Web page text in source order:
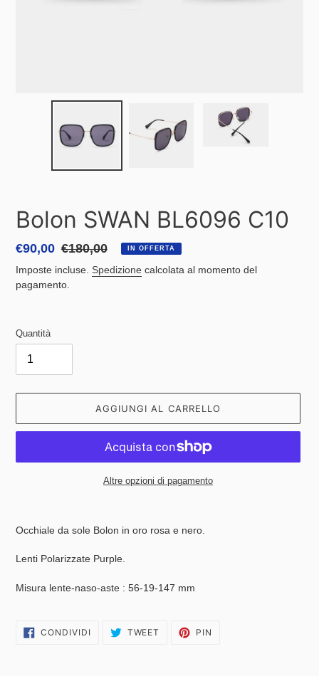
Bolon SWAN BL6096 C10
Prezzo
scontato
€90,00 Prezzo
di
listino
€180,00 IN OFFERTA
Imposte incluse. Spedizione calcolata al momento del
pagamento.
Quantità
AGGIUNGI AL CARRELLO
Altre opzioni di pagamento
nel
Occhiale da sole Bolon in oro rosa e nero.
Lenti Polarizzate Purple.
Misura lente-naso-aste : 56-19-147 mm
CONDIVIDI CONDIVIDITWEET TWITTA PIN